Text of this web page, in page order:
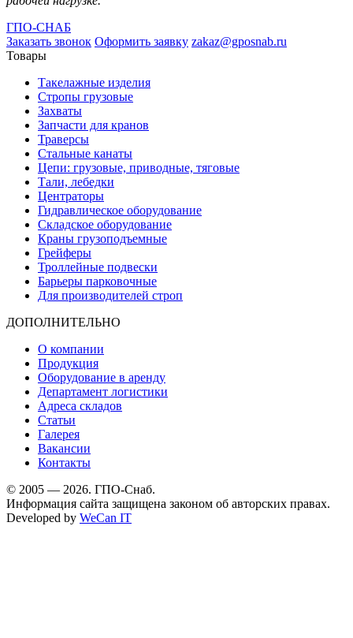
ГПО-СНАБ
Заказать звонок Оформить заявку zakaz@gposnab.ru
Товары
Такелажные изделия
Стропы грузовые
Захваты
Запчасти для кранов
Траверсы
Стальные канаты
Цепи: грузовые, приводные, тяговые
Тали, лебедки
Центраторы
Гидравлическое оборудование
Складское оборудование
Краны грузоподъемные
Грейферы
Троллейные подвески
Барьеры парковочные
Для производителей строп
ДОПОЛНИТЕЛЬНО
О компании
Продукция
Оборудование в аренду
Департамент логистики
Адреса складов
Статьи
Галерея
Вакансии
Контакты
© 2005 — 2026. ГПО-Снаб.
Информация сайта защищена законом об авторских правах.
Developed by WeCan IT